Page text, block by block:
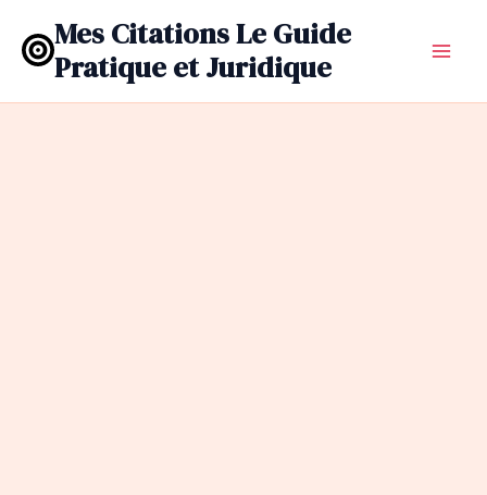
contenu
Mes Citations Le Guide
Pratique et Juridique